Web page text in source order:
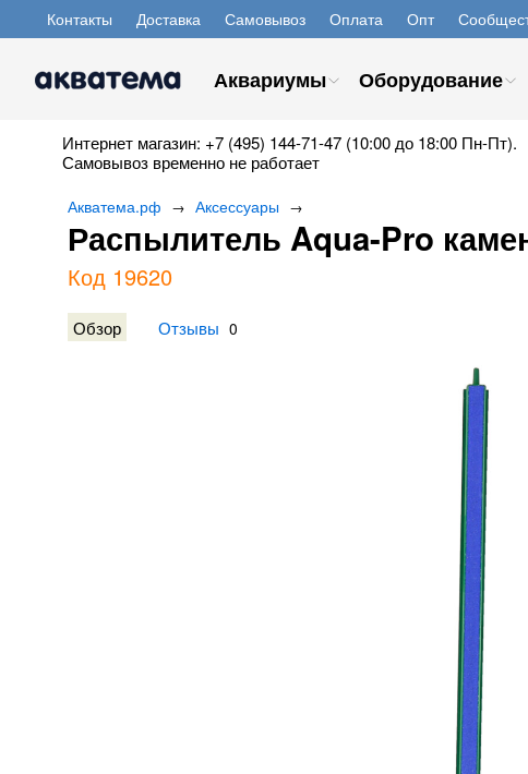
Контакты Доставка Самовывоз Оплата Опт
Аквариумы Оборудование
Интернет магазин: +7 (495) 144-71-47 (10:00 до 18:00 Пн-Пт).
Самовывоз временно не работает
Акватема.рф → Аксессуары →
Распылитель Aqua-Pro
Код 19620
Обзор Отзывы 0